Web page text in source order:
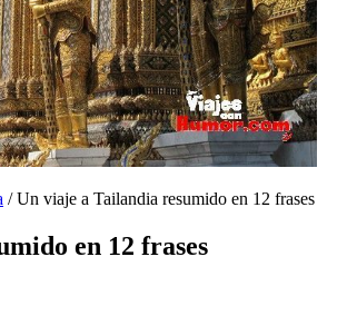
/Un viaje a Tailandia resumido en 12 frases
en 12 frases